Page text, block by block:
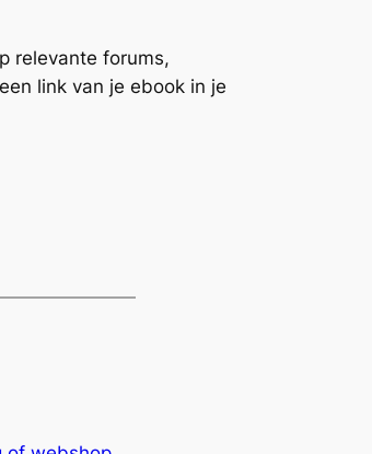
relevante forums,
link van je ebook in je